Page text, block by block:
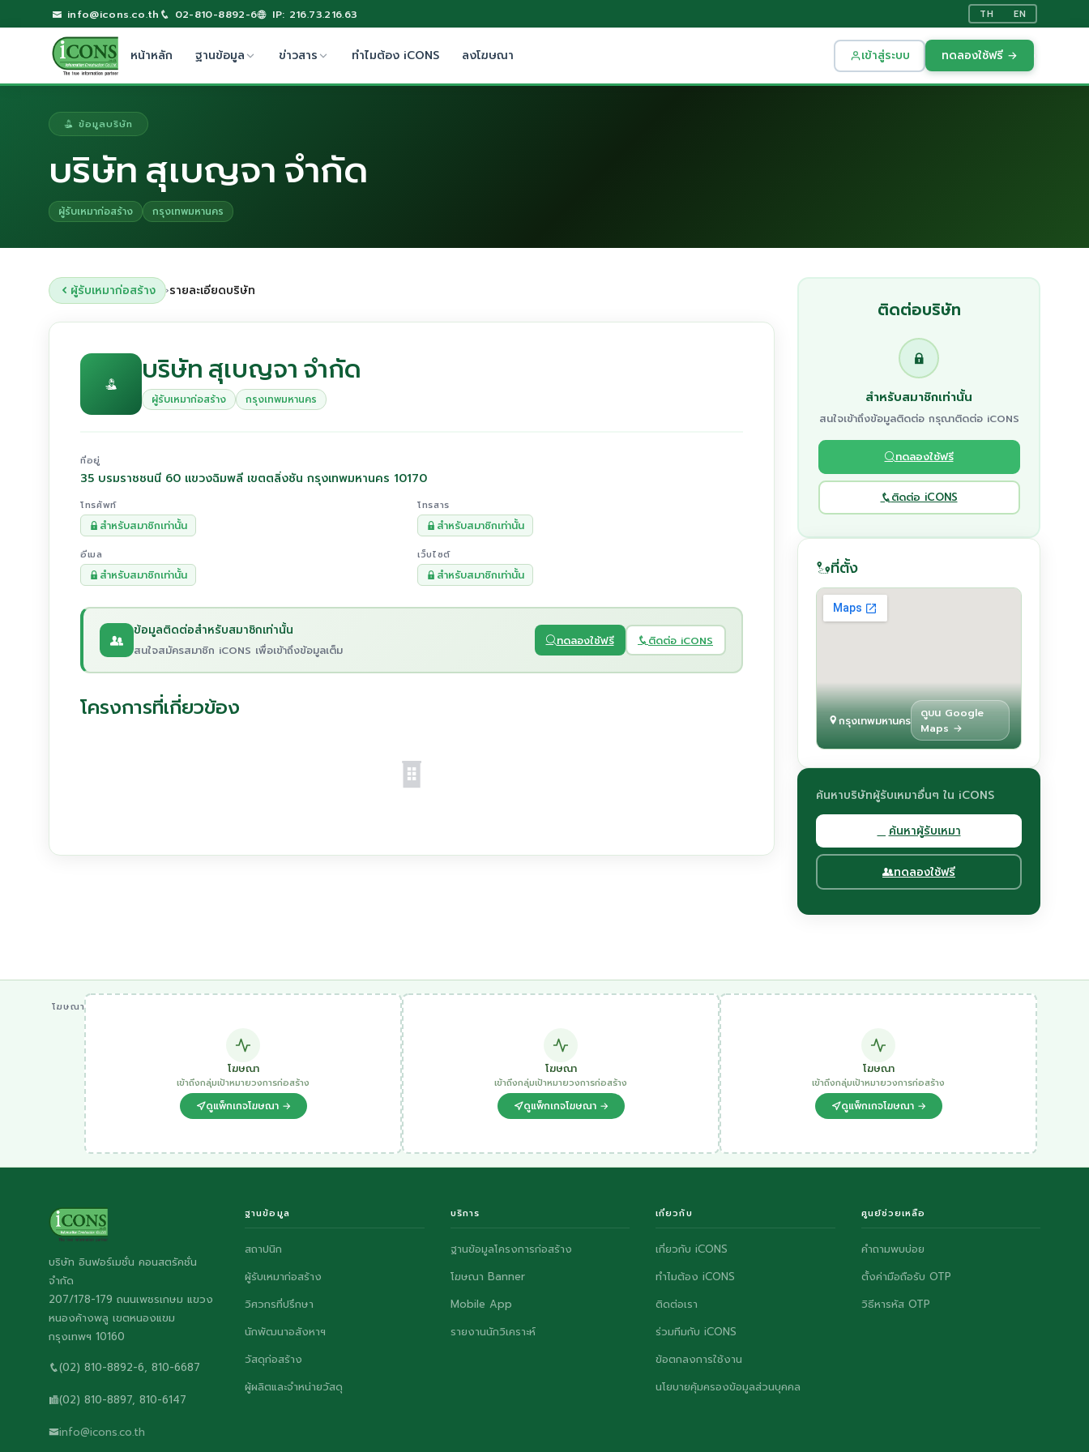
info@icons.co.th 02-810-8892-6 IP: 216.73.216.63 TH EN
หน้าหลัก ฐานข้อมูล ข่าวสาร ทำไมต้อง iCONS ลงโฆษณา เข้าสู่ระบบ ทดลองใช้ฟรี →
ข้อมูลบริษัท
บริษัท สุเบญจา จำกัด
ผู้รับเหมาก่อสร้าง กรุงเทพมหานคร
ผู้รับเหมาก่อสร้าง ›รายละเอียดบริษัท
บริษัท สุเบญจา จำกัด
ผู้รับเหมาก่อสร้าง กรุงเทพมหานคร
ที่อยู่
35 บรมราชชนนี 60 แขวงฉิมพลี เขตตลิ่งชัน กรุงเทพมหานคร 10170
โทรศัพท์
สำหรับสมาชิกเท่านั้น
โทรสาร
สำหรับสมาชิกเท่านั้น
อีเมล
สำหรับสมาชิกเท่านั้น
เว็บไซต์
สำหรับสมาชิกเท่านั้น
ข้อมูลติดต่อสำหรับสมาชิกเท่านั้น
สนใจสมัครสมาชิก iCONS เพื่อเข้าถึงข้อมูลเต็ม
ทดลองใช้ฟรี ติดต่อ iCONS
โครงการที่เกี่ยวข้อง
ติดต่อบริษัท
สำหรับสมาชิกเท่านั้น
สนใจเข้าถึงข้อมูลติดต่อ กรุณาติดต่อ iCONS
ทดลองใช้ฟรี
ติดต่อ iCONS
ที่ตั้ง
กรุงเทพมหานคร
ดูบน Google
Maps →
ค้นหาบริษัทผู้รับเหมาอื่นๆ ใน iCONS
ค้นหาผู้รับเหมา
ทดลองใช้ฟรี
โฆษณา
โฆษณา
เข้าถึงกลุ่มเป้าหมายวงการก่อสร้าง
ดูแพ็กเกจโฆษณา →
โฆษณา
เข้าถึงกลุ่มเป้าหมายวงการก่อสร้าง
ดูแพ็กเกจโฆษณา →
โฆษณา
เข้าถึงกลุ่มเป้าหมายวงการก่อสร้าง
ดูแพ็กเกจโฆษณา →
บริษัท อินฟอร์เมชั่น คอนสตรัคชั่น
จำกัด
207/178-179 ถนนเพชรเกษม แขวง
หนองค้างพลู เขตหนองแขม
กรุงเทพฯ 10160
(02) 810-8892-6, 810-6687
(02) 810-8897, 810-6147
info@icons.co.th
ฐานข้อมูล
สถาปนิก
ผู้รับเหมาก่อสร้าง
วิศวกรที่ปรึกษา
นักพัฒนาอสังหาฯ
วัสดุก่อสร้าง
ผู้ผลิตและจำหน่ายวัสดุ
บริการ
ฐานข้อมูลโครงการก่อสร้าง
โฆษณา Banner
Mobile App
รายงานนักวิเคราะห์
เกี่ยวกับ
เกี่ยวกับ iCONS
ทำไมต้อง iCONS
ติดต่อเรา
ร่วมทีมกับ iCONS
ข้อตกลงการใช้งาน
นโยบายคุ้มครองข้อมูลส่วนบุคคล
ศูนย์ช่วยเหลือ
คำถามพบบ่อย
ตั้งค่ามือถือรับ OTP
วิธีหารหัส OTP